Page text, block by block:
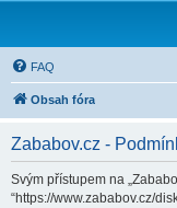
FAQ
Obsah fóra
Zababov.cz -
Svým přístupem na
“https://www.zababov.cz/